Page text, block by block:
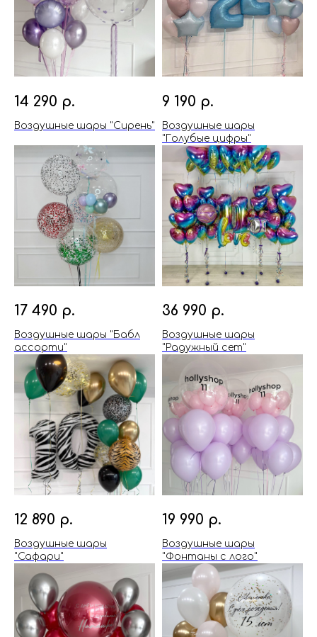
14 290 р.
Воздушные шары "Сирень"
9 190 р.
Воздушные шары
"Голубые цифры"
17 490 р.
Воздушные шары "Бабл
ассорти"
36 990 р.
Воздушные шары
"Радужный сет"
12 890 р.
Воздушные шары
"Сафари"
19 990 р.
Воздушные шары
"Фонтаны с лого"